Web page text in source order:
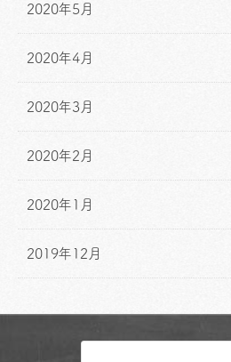
2020年5月
2020年4月
2020年3月
2020年2月
2020年1月
2019年12月